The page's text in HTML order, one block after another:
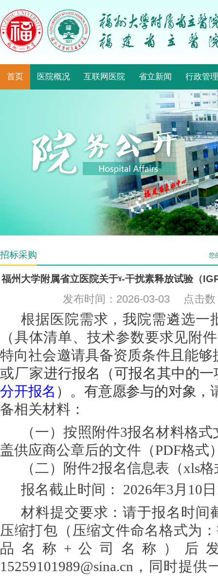
首页 医院概况 互联网医院 省立新闻 行政管理
招标采购 您
福州大学附属省立医院关于ˠ-干扰素释放试验（
发布时间：2026-03-03 点击数
根据医院需求，我院需遴选一
（具体清单、技术参数要求见附件
特向社会邀请具备资质条件且能
或厂家进行报名（可报名其中的一
分开报名 ）。有意愿参与的对象，
备相关材料：
（一）按照附件3报名材料格
盖供应商公章后的文件（PDF格式
（二） 附件2报名信息表（xls格
报名截止时间：
2026年3月 10 日
材料提交要求：请于报名时间
压缩打包 （ 压缩文件命名格式为
品名称+公司名称
）
后
15259101989@sina.cn ， 同时提供